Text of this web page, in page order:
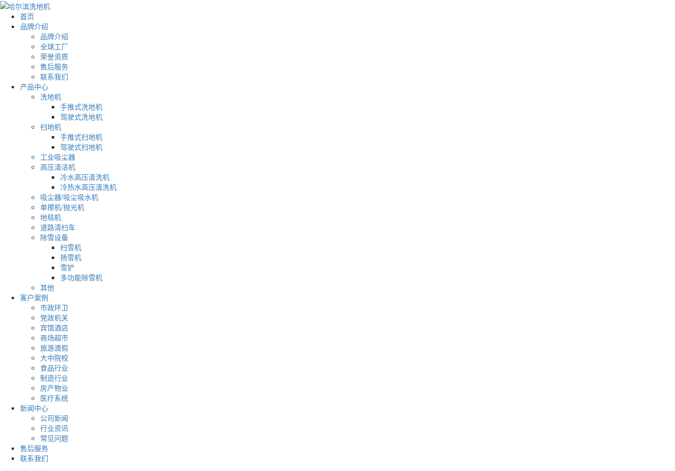
首页
品牌介绍
品牌介绍
全球工厂
荣誉资质
售后服务
联系我们
产品中心
洗地机
手推式洗地机
驾驶式洗地机
扫地机
手推式扫地机
驾驶式扫地机
工业吸尘器
高压清洁机
冷水高压清洗机
冷热水高压清洗机
吸尘器/吸尘吸水机
单擦机/抛光机
地毯机
道路清扫车
除雪设备
扫雪机
扬雪机
雪铲
多功能除雪机
其他
客户案例
市政环卫
党政机关
宾馆酒店
商场超市
旅游渡假
大中院校
食品行业
制造行业
房产物业
医疗系统
新闻中心
公司新闻
行业资讯
常见问题
售后服务
联系我们